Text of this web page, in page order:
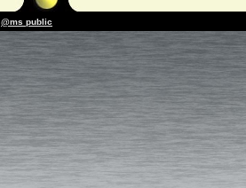
@ms public